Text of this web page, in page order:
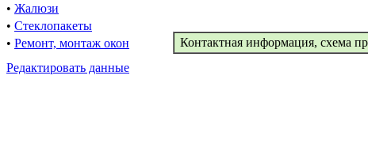
• Жалюзи
• Стеклопакеты
• Ремонт, монтаж окон Контактная информация, схема
Редактировать данные